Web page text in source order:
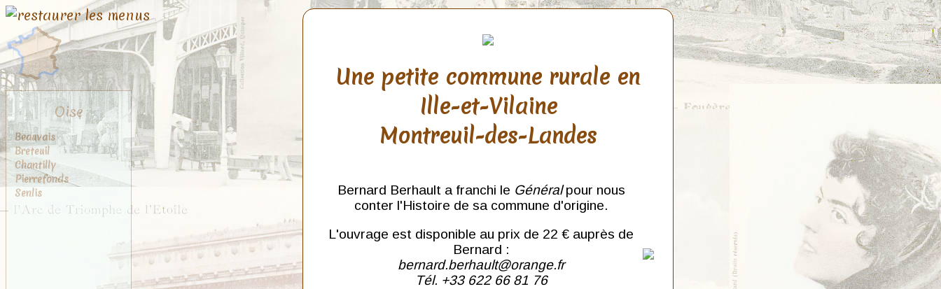
Oise
Beauvais
Breteuil
Chantilly
Pierrefonds
Senlis
Une petite commune rurale en
Ille-et-Vilaine
Montreuil-des-Landes
Bernard Berhault a franchi le Généralpour nous
conter l'Histoire de sa commune d'origine.
L'ouvrage est disponible au prix de 22 € auprès de
Bernard :
bernard.berhault@orange.fr
Tél. +33 622 66 81 76